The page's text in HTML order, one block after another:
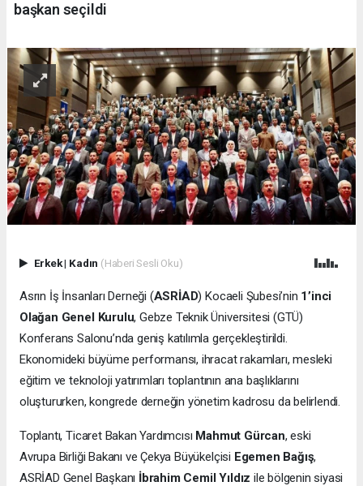
başkan seçildi
Erkek| Kadın (Haberi Sesli Oku)
Asrın İş İnsanları Derneği (ASRİAD) Kocaeli Şubesi’nin 1’inci
Olağan Genel Kurulu, Gebze Teknik Üniversitesi (GTÜ)
Konferans Salonu’nda geniş katılımla gerçekleştirildi.
Ekonomideki büyüme performansı, ihracat rakamları, mesleki
eğitim ve teknoloji yatırımları toplantının ana başlıklarını
oluştururken, kongrede derneğin yönetim kadrosu da belirlendi.
Toplantı, Ticaret Bakan Yardımcısı Mahmut Gürcan, eski
Avrupa Birliği Bakanı ve Çekya Büyükelçisi Egemen Bağış,
ASRİAD Genel Başkanı İbrahim Cemil Yıldız ile bölgenin siyasi